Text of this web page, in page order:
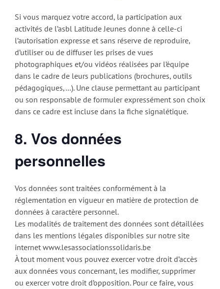
Si vous marquez votre accord, la participation aux
activités de l’asbl Latitude Jeunes donne à celle-ci
l’autorisation expresse et sans réserve de reproduire,
d’utiliser ou de diffuser les prises de vues
photographiques et/ou vidéos réalisées par l’équipe
dans le cadre de leurs publications (brochures, outils
pédagogiques,…). Une clause permettant au participant
ou son responsable de formuler expressément son choix
dans ce cadre est incluse dans la fiche signalétique.
8. Vos données
personnelles
Vos données sont traitées conformément à la
réglementation en vigueur en matière de protection de
données à caractère personnel.
Les modalités de traitement des données sont détaillées
dans les mentions légales disponibles sur notre site
internet www.lesassociationssolidaris.be
À tout moment vous pouvez exercer votre droit d’accès
aux données vous concernant, les modifier, supprimer
ou exercer votre droit d’opposition. Pour ce faire, vous